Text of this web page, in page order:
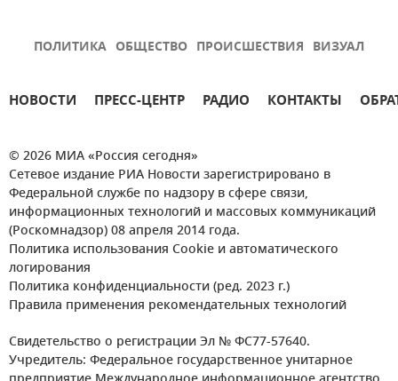
ПОЛИТИКА ОБЩЕСТВО ПРОИСШЕСТВИЯ ВИЗУАЛ
НОВОСТИ ПРЕСС-ЦЕНТР РАДИО КОНТАКТЫ
© 2026 МИА «Россия сегодня»
Сетевое издание РИА Новости зарегистрировано в
Федеральной службе по надзору в сфере связи,
информационных технологий и массовых коммуникаций
(Роскомнадзор) 08 апреля 2014 года.
Политика использования Cookie и автоматического
логирования
Политика конфиденциальности (ред. 2023 г.)
Правила применения рекомендательных технологий
Свидетельство о регистрации Эл № ФС77-57640.
Учредитель: Федеральное государственное унитарное